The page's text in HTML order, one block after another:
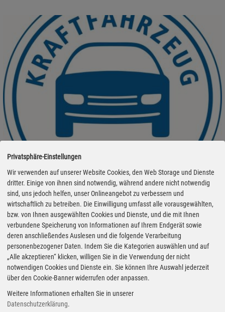
ZDK fordert Entlastung bei Spritpreisen
17.07.2026 - Steigende Ölpreise und Ferienverkehr treiben die
Spritkosten nach oben. Angesichts dessen appelliert der
Zentralverband Deutsches Kraftfahrzeuggewerbe (ZDK) an die
Bundesregierung, Verbraucher kurzfristig zu entlasten und auf
weitere Erhöhungen des nationalen CO2-Preises zu verzichten. Die
klimapolitisch angestrebte Lenkungswirkung sei bereits durch die
Privatsphäre-Einstellungen
Wir verwenden auf unserer Website Cookies, den Web Storage und Dienste
dritter. Einige von ihnen sind notwendig, während andere nicht notwendig
sind, uns jedoch helfen, unser Onlineangebot zu verbessern und
wirtschaftlich zu betreiben. Die Einwilligung umfasst alle vorausgewählten,
bzw. von Ihnen ausgewählten Cookies und Dienste, und die mit Ihnen
verbundene Speicherung von Informationen auf Ihrem Endgerät sowie
deren anschließendes Auslesen und die folgende Verarbeitung
personenbezogener Daten. Indem Sie die Kategorien auswählen und auf
„Alle akzeptieren“ klicken, willigen Sie in die Verwendung der nicht
notwendigen Cookies und Dienste ein. Sie können Ihre Auswahl jederzeit
über den Cookie-Banner widerrufen oder anpassen.
Weitere Informationen erhalten Sie in unserer
Datenschutzerklärung.